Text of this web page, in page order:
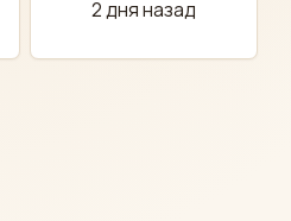
2 дня назад